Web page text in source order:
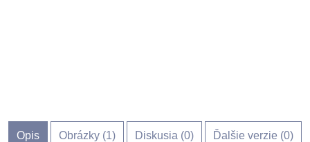
Opis Obrázky (1) Diskusia (0) Ďalšie verzie (0)